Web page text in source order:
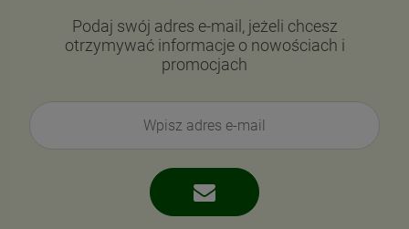
Podaj swój adres e-mail, jeżeli chcesz
otrzymywać informacje o nowościach i
promocjach